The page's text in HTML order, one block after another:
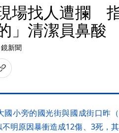
場找人遭攔
」清潔員鼻酸
鏡新聞
國小旁的國光街與國成街口昨
明原因暴衝造成12傷、3死，